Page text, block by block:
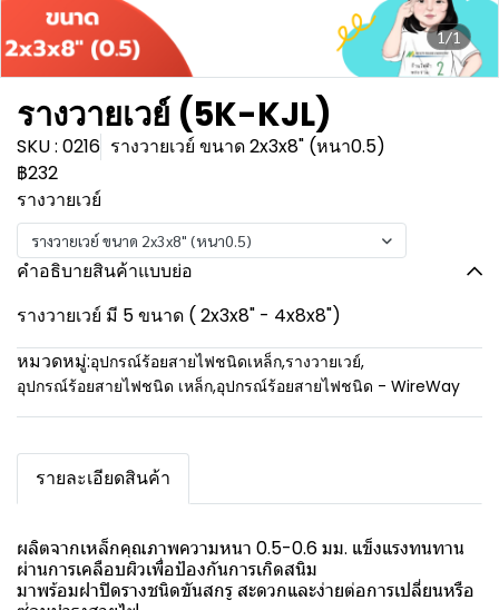
1/1
รางวายเวย์ (5K-KJL)
SKU : 0216 รางวายเวย์ ขนาด 2x3x8" (หนา0.5)
฿232
รางวายเวย์
รางวายเวย์ ขนาด 2x3x8" (หนา0.5)
คำอธิบายสินค้าแบบย่อ
รางวายเวย์ มี 5 ขนาด ( 2x3x8" - 4x8x8")
หมวดหมู่:อุปกรณ์ร้อยสายไฟชนิดเหล็ก,รางวายเวย์,
อุปกรณ์ร้อยสายไฟชนิด เหล็ก,อุปกรณ์ร้อยสายไฟชนิด - WireWay
รายละเอียดสินค้า
ผลิตจากเหล็กคุณภาพความหนา 0.5-0.6 มม. แข็งแรงทนทาน
ผ่านการเคลือบผิวเพื่อป้องกันการเกิดสนิม
มาพร้อมฝาปิดรางชนิดขันสกรู สะดวกและง่ายต่อการเปลี่ยนหรือ